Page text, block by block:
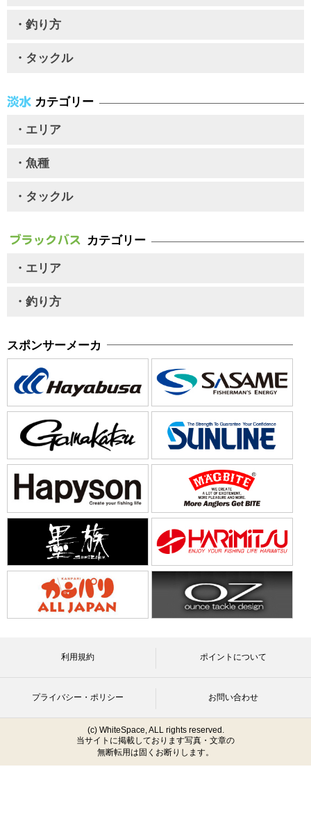
・釣り方
・タックル
カテゴリー
・エリア
・魚種
・タックル
カテゴリー
・エリア
・釣り方
スポンサーメーカ
利用規約 ポイントについて
プライバシー・ポリシー お問い合わせ
(c) WhiteSpace, ALL rights reserved.
当サイトに掲載しております写真・文章の
無断転用は固くお断りします。